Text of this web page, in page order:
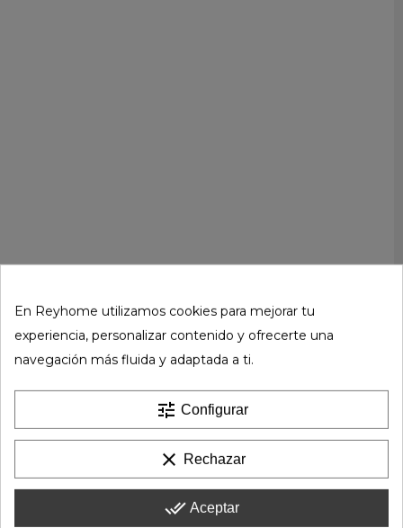
En Reyhome utilizamos cookies para mejorar tu
experiencia, personalizar contenido y ofrecerte una
navegación más fluida y adaptada a ti.
tune Configurar
clear Rechazar
done_all Aceptar